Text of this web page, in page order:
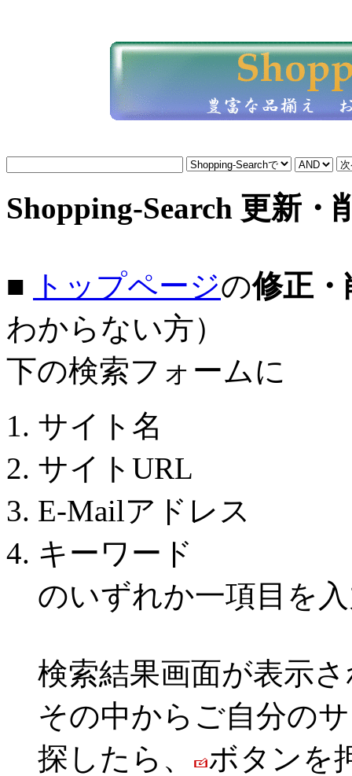
Shopping-Search 更新・
■ トップページの修正・
わからない方）
下の検索フォームに
サイト名
サイトURL
E-Mailアドレス
キーワード
のいずれか一項目を
検索結果画面が表示
その中からご自分の
探したら、
ボタンを